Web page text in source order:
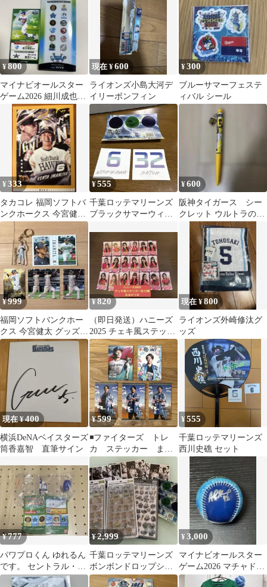
¥800
マイナビオールスター
ゲーム2026 細川成也選
手 入場特典
現在 ¥600
ライオンズ小島大河デ
イリーボンフィン
¥300
ブルーサマーフェステ
ィバル シール
¥333
タカコレ 福岡ソフトバ
ンクホークス 今宮健太
デジタルカード
¥555
千葉ロッテマリーンズ
ブラックサマーウィー
¥600
阪神タイガース シー
クレット ウルトラの夏
ボールペン
¥999
福岡ソフトバンクホー
クス 今宮健太 グッズセ
ット
¥820
（即日発送）ハニーズ
2025 チェキ風ステッカ
ー全19種 おまけ付き
現在 ¥800
ライオンズ外崎修汰グ
ッズ
現在 ¥400
横浜DeNAベイスターズ
筒香嘉智 直筆サイン
¥599
◾️ファイターズ トレ
カ ステッカー まと
め売り
¥555
千葉ロッテマリーンズ
西川史礁 セット
¥777
パワプロくん ゆれるん
です。 セントラル・リ
ーグ 中日ドラゴンズ
¥2,999
千葉ロッテマリーンズ
ボンボンドロップシー
ル コアラのマーチ
¥3,000
マイナビオールスター
ゲーム2026 マチャド選
手直筆サインボール